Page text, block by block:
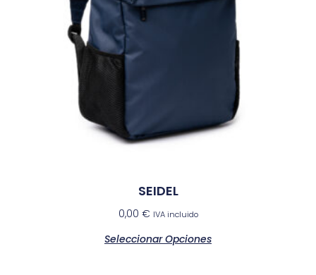
SEIDEL
0,00 € IVA incluido
Seleccionar Opciones